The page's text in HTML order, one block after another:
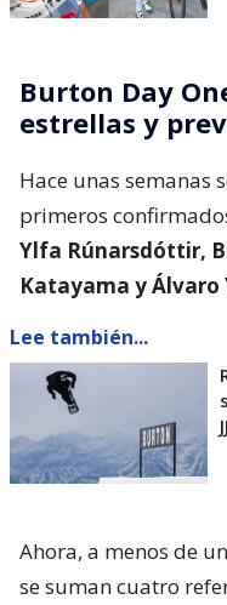
Burton Day
estrellas y
Hace unas semanas
primeros
Ylfa Rúnarsdóttir,
Katayama y Álvaro
Lee también...
Ahora, a menos de
se suman cuatro